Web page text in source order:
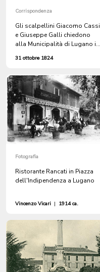
Corrispondenza
Gli scalpellini Giacomo Cassi
e Giuseppe Galli chiedono
alla Municipalità di Lugano il
eseguito per il basamento
Castello
31 ottobre 1824
Fotografia
Ristorante Rancati in Piazza
dell'Indipendenza a Lugano
Vincenzo Vicari | 1914 ca.